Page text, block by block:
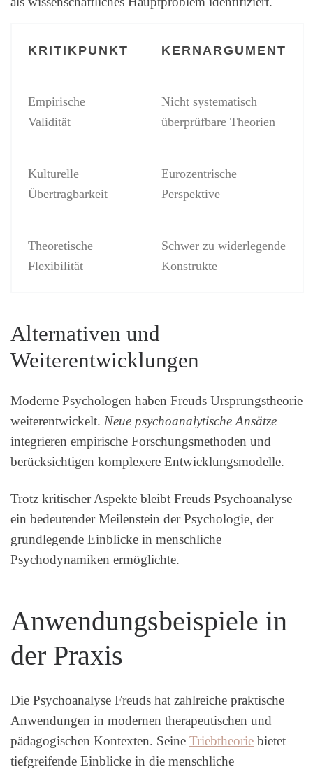
KRITIKPUNKT KERNARGUMENT
Empirische
Validität
Nicht systematisch
überprüfbare Theorien
Kulturelle
Übertragbarkeit
Eurozentrische
Perspektive
Theoretische
Flexibilität
Schwer zu widerlegende
Konstrukte
Alternativen und
Weiterentwicklungen
Moderne Psychologen haben Freuds Ursprungstheorie
weiterentwickelt. Neue psychoanalytische Ansätze
integrieren empirische Forschungsmethoden und
berücksichtigen komplexere Entwicklungsmodelle.
Trotz kritischer Aspekte bleibt Freuds Psychoanalyse
ein bedeutender Meilenstein der Psychologie, der
grundlegende Einblicke in menschliche
Psychodynamiken ermöglichte.
Anwendungsbeispiele in
der Praxis
Die Psychoanalyse Freuds hat zahlreiche praktische
Anwendungen in modernen therapeutischen und
pädagogischen Kontexten. Seine Triebtheorie bietet
tiefgreifende Einblicke in die menschliche